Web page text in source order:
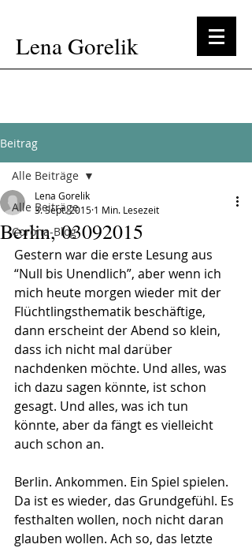
Lena Gorelik
Beitrag
Alle Beiträge
Corona-Blog
Alle Beiträge
Berlin, 03092015
Lena Gorelik
3. Sept. 2015 1 Min. Lesezeit
Gestern war die erste Lesung aus
“Null bis Unendlich”, aber wenn ich
mich heute morgen wieder mit der
Flüchtlingsthematik beschäftige,
dann erscheint der Abend so klein,
dass ich nicht mal darüber
nachdenken möchte. Und alles, was
ich dazu sagen könnte, ist schon
gesagt. Und alles, was ich tun
könnte, aber da fängt es vielleicht
auch schon an.
Berlin. Ankommen. Ein Spiel spielen.
Da ist es wieder, das Grundgefühl. Es
festhalten wollen, noch nicht daran
glauben wollen. Ach so, das letzte